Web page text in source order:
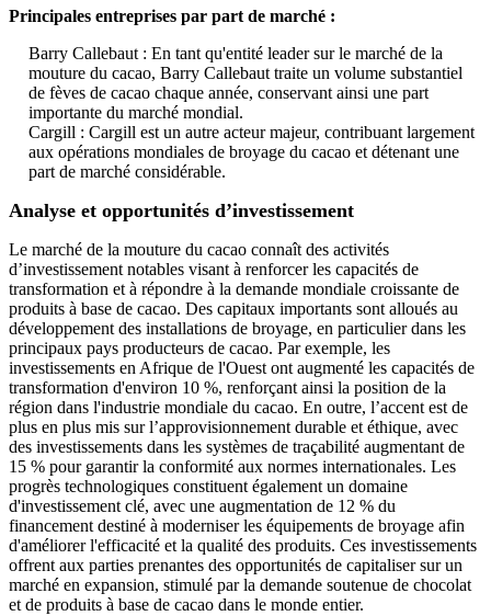
Principales entreprises par part de marché :
Barry Callebaut : En tant qu'entité leader sur le marché de la
mouture du cacao, Barry Callebaut traite un volume substantiel
de fèves de cacao chaque année, conservant ainsi une part
importante du marché mondial.
Cargill : Cargill est un autre acteur majeur, contribuant largement
aux opérations mondiales de broyage du cacao et détenant une
part de marché considérable.
Analyse et opportunités d’investissement
Le marché de la mouture du cacao connaît des activités
d’investissement notables visant à renforcer les capacités de
transformation et à répondre à la demande mondiale croissante de
produits à base de cacao. Des capitaux importants sont alloués au
développement des installations de broyage, en particulier dans les
principaux pays producteurs de cacao. Par exemple, les
investissements en Afrique de l'Ouest ont augmenté les capacités de
transformation d'environ 10 %, renforçant ainsi la position de la
région dans l'industrie mondiale du cacao. En outre, l’accent est de
plus en plus mis sur l’approvisionnement durable et éthique, avec
des investissements dans les systèmes de traçabilité augmentant de
15 % pour garantir la conformité aux normes internationales. Les
progrès technologiques constituent également un domaine
d'investissement clé, avec une augmentation de 12 % du
financement destiné à moderniser les équipements de broyage afin
d'améliorer l'efficacité et la qualité des produits. Ces investissements
offrent aux parties prenantes des opportunités de capitaliser sur un
marché en expansion, stimulé par la demande soutenue de chocolat
et de produits à base de cacao dans le monde entier.